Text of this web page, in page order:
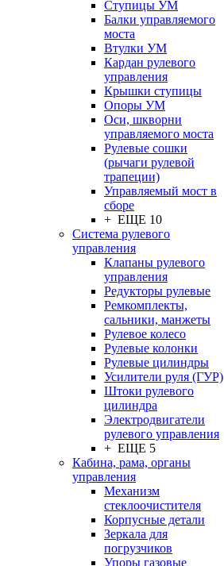
Ступицы УМ
Балки управляемого
моста
Втулки УМ
Кардан рулевого
управления
Крышки ступицы
Опоры УМ
Оси, шкворни
управляемого моста
Рулевые сошки
(рычаги рулевой
трапеции)
Управляемый мост в
сборе
+ ЕЩЕ 10
Система рулевого
управления
Клапаны рулевого
управления
Редукторы рулевые
Ремкомплекты,
сальники, манжеты
Рулевое колесо
Рулевые колонки
Рулевые цилиндры
Усилители руля (ГУР)
Штоки рулевого
цилиндра
Электродвигатели
рулевого управления
+ ЕЩЕ 5
Кабина, рама, органы
управления
Механизм
стеклоочистителя
Корпусные детали
Зеркала для
погрузчиков
Упоры газовые